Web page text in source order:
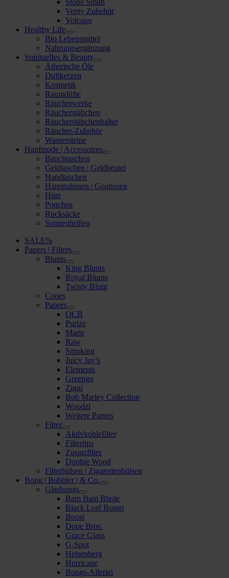
Stone Smith
Venty Zubehör
Volcano
Healthy Life
Bio Lebensmittel
Nahrungsergänzung
Spirituelles & Beauty
Ätherische Öle
Duftkerzen
Kosmetik
Raumdüfte
Räucherwerke
Räucherstäbchen
Räucherstäbchenhalter
Räucher-Zubehör
Wassersteine
Hanfmode | Accessoires
Bauchtaschen
Geldtaschen | Geldbeutel
Handtaschen
Haremshosen | Goahosen
Hüte
Ponchos
Rucksäcke
Sonnenbrillen
SALE%
Papers | Filters
Blunts
King Blunts
Royal Blunts
Twisty Blunt
Cones
Papers
OCB
Purize
Marie
Raw
Smoking
Juicy Jay’s
Elements
Greengo
Ziggi
Bob Marley Collection
Woodzl
Weitere Papers
Filter
Aktivkohlefilter
Filtertips
Zusatzfilter
Doobie Wood
Filterhülsen | Zigarettenhülsen
Bong | Bubbler | & Co.
Glasbongs
Bam Bam Bhole
Black Leaf Bongs
Boost
Dope Bros.
Grace Glass
G-Spot
Heisenberg
Hurricane
Bongs-Allerlei